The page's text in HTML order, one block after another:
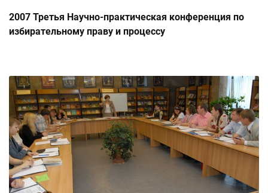
2007 Третья Научно-практическая конференция по
избирательному праву и процессу